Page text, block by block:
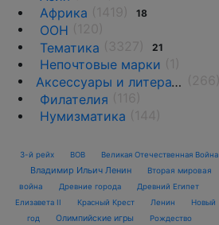
Африка 18
ООН
Тематика
21
Непочтовые марки
Аксессуары и литература
Филателия
Нумизматика
3-й рейх ВОВ Великая Отечественная Война
Владимир Ильич Ленин
Вторая мировая
война
Древние города
Древний Египет
Елизавета II
Красный Крест Ленин
Новый
год
Олимпийские игры Рождество